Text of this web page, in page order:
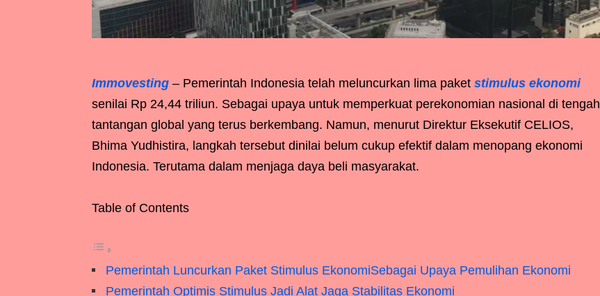
Immovesting – Pemerintah Indonesia telah meluncurkan lima paket stimulus ekonomi
senilai Rp 24,44 triliun. Sebagai upaya untuk memperkuat perekonomian nasional di tengah
tantangan global yang terus berkembang. Namun, menurut Direktur Eksekutif CELIOS,
Bhima Yudhistira, langkah tersebut dinilai belum cukup efektif dalam menopang ekonomi
Indonesia. Terutama dalam menjaga daya beli masyarakat.
Table of Contents
Pemerintah Luncurkan Paket Stimulus EkonomiSebagai Upaya Pemulihan Ekonomi
Pemerintah Optimis Stimulus Jadi Alat Jaga Stabilitas Ekonomi